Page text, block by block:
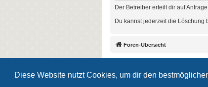
Diese Website nutzt Cookies, um dir den
Der Betreiber erteilt dir auf
Du kannst jederzeit die Löschung
Foren-Übersicht